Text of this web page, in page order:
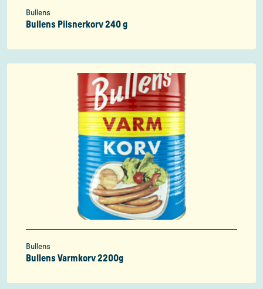
Bullens
Bullens Pilsnerkorv 240 g
Bullens
Bullens Varmkorv 2200g